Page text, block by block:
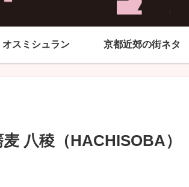
オスミシュラン 京都近郊の街ネタ
八稜（HACHISOBA）